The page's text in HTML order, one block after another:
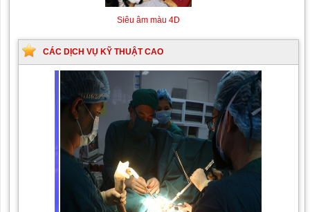
Siêu âm màu 4D
CÁC DỊCH VỤ KỸ THUẬT CAO